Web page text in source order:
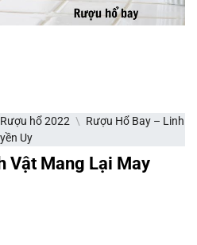
Rượu hổ 2022 \ Rượu Hổ Bay – Linh
Uy
Vật Mang Lại May